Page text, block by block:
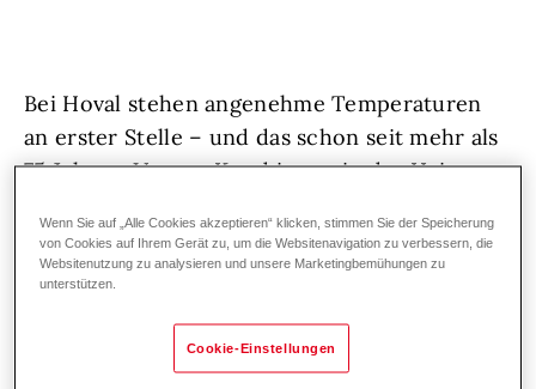
Bei Hoval stehen angenehme Temperaturen
an erster Stelle – und das schon seit mehr als
75 Jahren. Unsere Kund:innen in der Heiz-
Lösungen und exzellenten Service,
deutschland- und weltweit. Denn wir bei
Wir wachsen weiter und suchen
Wenn Sie auf „Alle Cookies akzeptieren“ klicken, stimmen Sie der Speicherung
von Cookies auf Ihrem Gerät zu, um die Websitenavigation zu verbessern, die
Websitenutzung zu analysieren und unsere Marketingbemühungen zu
unterstützen.
Cookie-Einstellungen